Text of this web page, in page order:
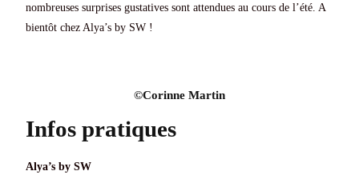
nombreuses surprises gustatives sont attendues au cours de l’été. A
bientôt chez Alya’s by SW !
©Corinne Martin​​​​​​
Infos pratiques
Alya’s by SW